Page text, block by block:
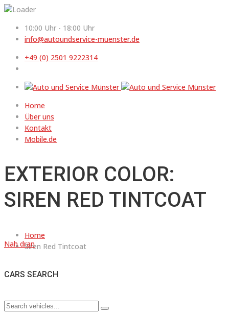
10:00 Uhr - 18:00 Uhr
info@autoundservice-muenster.de
+49 (0) 2501 9222314
Home
Über uns
Kontakt
Mobile.de
EXTERIOR COLOR:
SIREN RED TINTCOAT
Home
Siren Red Tintcoat
Nah dran
CARS SEARCH